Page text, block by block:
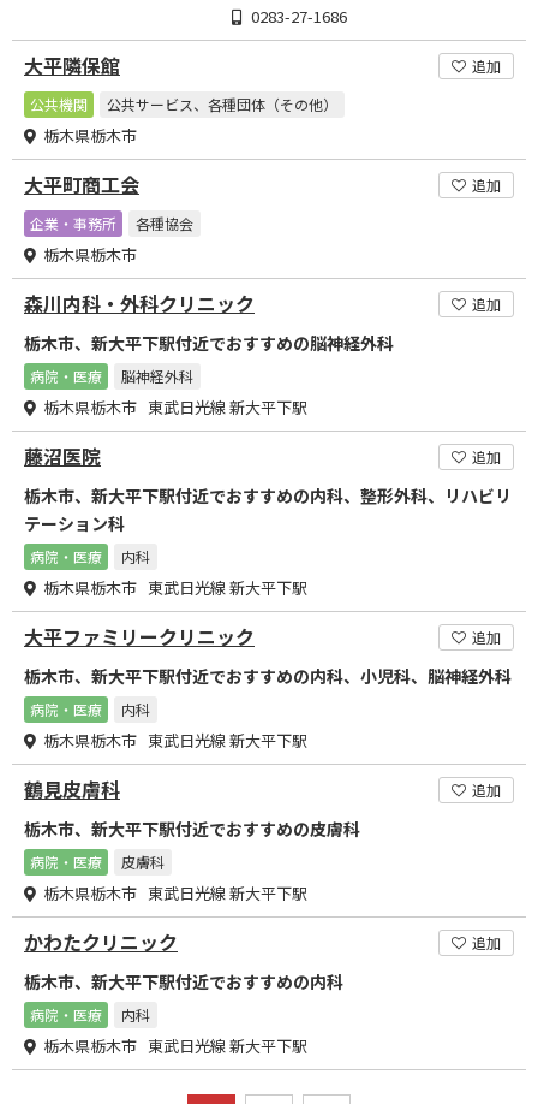
0283-27-1686
大平隣保館
追加
公共機関
公共サービス、各種団体（その他）
栃木県栃木市
大平町商工会
追加
企業・事務所
各種協会
栃木県栃木市
森川内科・外科クリニック 追加
栃木市、新大平下駅付近でおすすめの脳神経外科
病院・医療 脳神経外科
栃木県栃木市 東武日光線 新大平下駅
藤沼医院 追加
栃木市、新大平下駅付近でおすすめの内科、整形外科、リハビリ
テーション科
病院・医療 内科
栃木県栃木市 東武日光線 新大平下駅
大平ファミリークリニック 追加
栃木市、新大平下駅付近でおすすめの内科、小児科、脳神経外科
病院・医療 内科
栃木県栃木市 東武日光線 新大平下駅
鶴見皮膚科 追加
栃木市、新大平下駅付近でおすすめの皮膚科
病院・医療 皮膚科
栃木県栃木市 東武日光線 新大平下駅
かわたクリニック 追加
栃木市、新大平下駅付近でおすすめの内科
病院・医療 内科
栃木県栃木市 東武日光線 新大平下駅